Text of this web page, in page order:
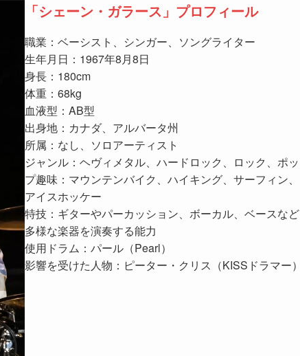
「シェーン・ガラース」 プロフィール
職業：ベーシスト、シンガー、ソングライター
生年月日：1967年8月8日
身長：180cm
体重：68kg
血液型：AB型
出身地：カナダ、アルバータ州
所属：なし、ソロアーティスト
ジャンル：ヘヴィメタル、ハードロック、ロック、ポッ
プ趣味：マウンテンバイク、ハイキング、サーフィン、
アイスホッケー
特技：ギターやパーカッション、ボーカル、ベースなど
多様な楽器を演奏する能力
使用ドラム：パール（Pearl）
影響を受けた人物：ピーター・クリス（KISSドラマー）